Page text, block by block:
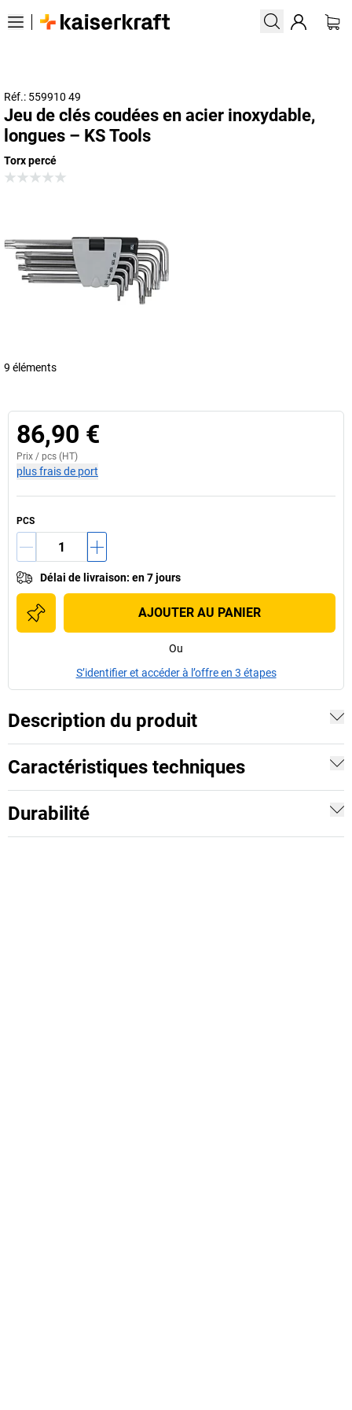
Réf.: 559910 49
Jeu de clés coudées en acier inoxydable,
longues – KS Tools
Torx percé
9 éléments
86,90 €
Prix / pcs (HT)
plus frais de port
PCS
Délai de livraison: en 7 jours
AJOUTER AU PANIER
Ou
S’identifier et accéder à l’offre en 3 étapes
Description du produit
Caractéristiques techniques
Durabilité